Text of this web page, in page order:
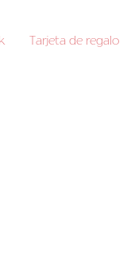
Tarjeta de regalo